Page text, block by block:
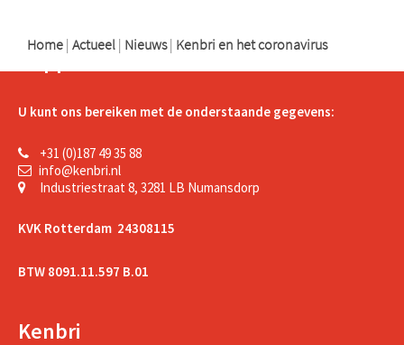
Home | Actueel | Nieuws | Kenbri en het coronavirus
Support
U kunt ons bereiken met de onderstaande gegevens:
+31 (0)187 49 35 88
info@kenbri.nl
Industriestraat 8, 3281 LB Numansdorp
KVK Rotterdam 24308115
BTW 8091.11.597 B.01
Kenbri